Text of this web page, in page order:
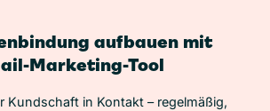
aufbauen mit
Marketing-Tool
Kundschaft in Kontakt – regelmäßig,